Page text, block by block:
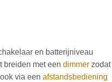
en batterijniveau
breiden met een dimmer zodat
via een afstandsbediening